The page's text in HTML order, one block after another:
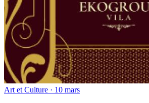
Art et Culture · 10 mars